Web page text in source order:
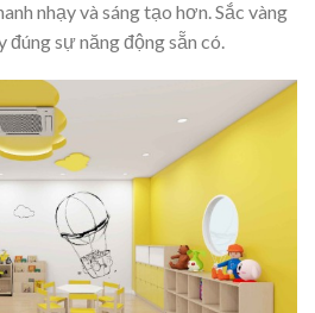
nhạy và sáng tạo hơn. Sắc vàng
sự năng động sẵn có.